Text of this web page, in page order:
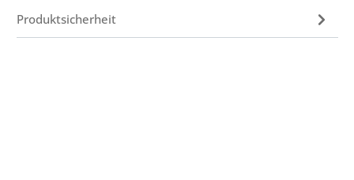
Produktsicherheit